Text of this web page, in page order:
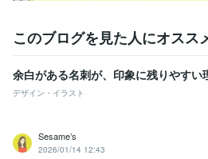
このブログを見た人にオスス
余白がある名刺が、印象に残りやすい
デザイン・イラスト
Sesame’s
2026/01/14 12:43